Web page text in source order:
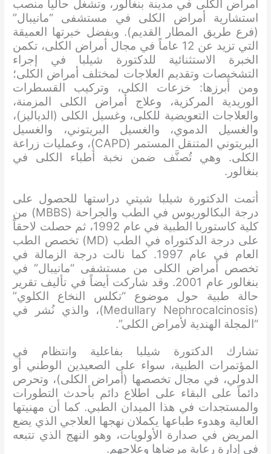
أمراض الكلى في مدينة بنغالور، وتشغل حالياً منصب
استشارية أمراض الكلى في مستشفى “مانيبال”
(فرع طريق المطار القديم). وبفضل خبرتها العميقة
التي تزيد عن 12 عاماً في مجال أمراض الكلى، تكمن
الخبرة الاستثنائية للدكتورة شيلبا في إجراء
التشخيصات وتقديم العلاجات لمختلف أمراض الكلى؛
ومن أبرزها: خزعات الكلى، وتركيب القسطرات
الوريدية المركزية، وعلاج أمراض الكلى المزمنة،
والعلاجات التعويضية للكلى، وغسيل الكلى (الدياليز)،
والغسيل الدموي، والغسيل البريتوني، والغسيل
البريتوني المتنقل المستمر (CAPD)، وعمليات زراعة
الكلى. وهي تُصنَّف ضمن نخبة أطباء الكلى في
بنغالور.
أتمت الدكتورة شيلبا شيتي دراستها للحصول على
درجة البكالوريوس في الطب والجراحة (MBBS) من
كلية كاستوربا الطبية في عام 1992، ثم حصلت لاحقاً
على درجة الدكتوراه في الطب (MD) تخصص الطب
العام في عام 1997. كما نالت درجة الزمالة في
تخصص أمراض الكلى من مستشفى “مانيبال” في
بنغالور عام 2001. وقد شاركت أيضاً في تأليف تقرير
حالة طبية حول موضوع “تكلس النخاع الكلوي”
(Medullary Nephrocalcinosis)، والذي نُشر في
“المجلة الهندية لأمراض الكلى”.
تشارك الدكتورة شيلبا بفاعلية وانتظام في
المؤتمرات الطبية، سواء على الصعيدين الوطني أو
الدولي، في مجال تخصصها (أمراض الكلى)، وتحرص
دائماً على البقاء على اطلاع دائم بأحدث التطورات
والمستجدات في هذا الميدان الطبي. كما أن مهنيتها
العالية وهدوء طباعها يكملان نهجها العلاجي الذي يضع
المريض في صدارة الأولويات، وهو النهج الذي تتبعه
في إدارة رعاية مرضاها وعلاجهم.